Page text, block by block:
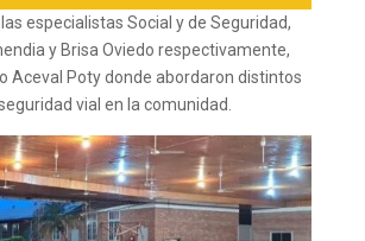
especialistas Social y de Seguridad,
y Brisa Oviedo respectivamente,
Aceval Poty donde abordaron distintos
vial en la comunidad.